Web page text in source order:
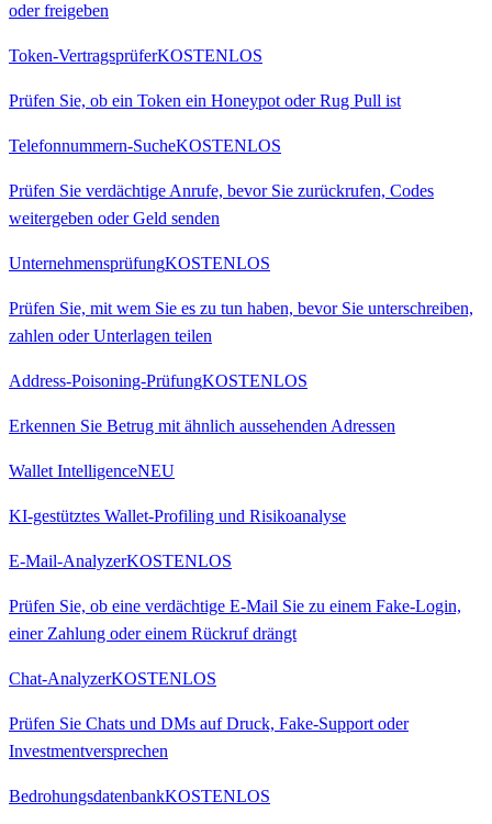
oder freigeben
Token-VertragsprüferKOSTENLOS
Prüfen Sie, ob ein Token ein Honeypot oder Rug Pull ist
Telefonnummern-SucheKOSTENLOS
Prüfen Sie verdächtige Anrufe, bevor Sie zurückrufen, Codes
weitergeben oder Geld senden
UnternehmensprüfungKOSTENLOS
Prüfen Sie, mit wem Sie es zu tun haben, bevor Sie unterschreiben,
zahlen oder Unterlagen teilen
Address-Poisoning-PrüfungKOSTENLOS
Erkennen Sie Betrug mit ähnlich aussehenden Adressen
Wallet IntelligenceNEU
KI-gestütztes Wallet-Profiling und Risikoanalyse
E-Mail-AnalyzerKOSTENLOS
Prüfen Sie, ob eine verdächtige E-Mail Sie zu einem Fake-Login,
einer Zahlung oder einem Rückruf drängt
Chat-AnalyzerKOSTENLOS
Prüfen Sie Chats und DMs auf Druck, Fake-Support oder
Investmentversprechen
BedrohungsdatenbankKOSTENLOS